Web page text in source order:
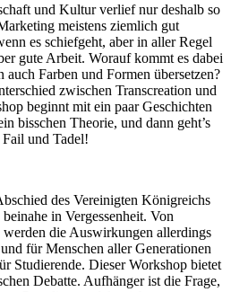
und Kultur verlief nur deshalb so
meistens ziemlich gut
es schiefgeht, aber in aller Regel
gute Arbeit. Worauf kommt es dabei
Farben und Formen übersetzen?
zwischen Transcreation und
beginnt mit ein paar Geschichten
bisschen Theorie, und dann geht’s
Fail und Tadel!
des Vereinigten Königreichs
in Vergessenheit. Von
die Auswirkungen allerdings
für Menschen aller Generationen
Studierende. Dieser Workshop bietet
Debatte. Aufhänger ist die Frage,